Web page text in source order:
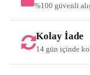
%100 güvenli
Kolay İade
14 gün içinde